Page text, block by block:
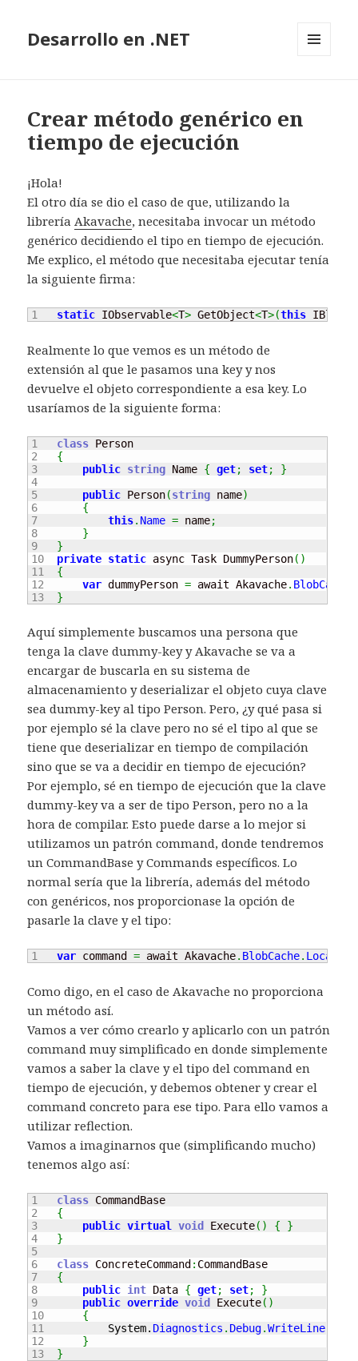
Desarrollo en .NET
Crear método genérico en
tiempo de ejecución
¡Hola!
El otro día se dio el caso de que, utilizando la
libreríaAkavache, necesitaba invocar un método
genérico decidiendo el tipo en tiempo de ejecución.
Me explico, el método que necesitaba ejecutar tenía
la siguiente firma:
static IObservable<T> GetObject<T>(this
Realmente lo que vemos es un método de
extensión al que le pasamos una key y nos
devuelve el objeto correspondiente a esa key. Lo
usaríamos de la siguiente forma:
1
2
3
4
5
6
7
8
9
10
11
12
class Person
{
public string Name { get; set;
}
public Person(string name)
{
this. Name = name;
}
}
private static async Task DummyPerson( )
{
var dummyPerson = await Akavache. BlobCache
}
Aquí simplemente buscamos una persona que
tenga la clave dummy-key y Akavache se va a
encargar de buscarla en su sistema de
almacenamiento y deserializar el objeto cuya clave
sea dummy-key al tipo Person. Pero, ¿y qué pasa si
por ejemplo sé la clave pero no sé el tipo al que se
tiene que deserializar en tiempo de compilación
sino que se va a decidir en tiempo de ejecución?
Por ejemplo, sé en tiempo de ejecución que la clave
dummy-key va a ser de tipo Person, pero no a la
hora de compilar. Esto puede darse a lo mejor si
utilizamos un patrón command, donde tendremos
un CommandBase y Commands específicos. Lo
normal sería que la librería, además del método
con genéricos, nos proporcionase la opción de
pasarle la clave y el tipo:
var command = await Akavache. BlobCache.
Como digo, en el caso de Akavache no proporciona
un método así.
Vamos a ver cómo crearlo y aplicarlo con un patrón
command muy simplificado en donde simplemente
vamos a saber la clave y el tipo del command en
tiempo de ejecución, y debemos obtener y crear el
command concreto para ese tipo. Para ello vamos a
utilizar reflection.
Vamos a imaginarnos que (simplificando mucho)
tenemos algo así:
1
2
3
4
5
6
7
8
9
10
11
12
class CommandBase
{
public virtual void Execute( ) {
}
}
class ConcreteCommand : CommandBase
{
public int Data { get; set;
}
public override void Execute( )
{
System. Diagnostics . Debug.WriteLine
}
}